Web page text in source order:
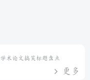
术论文搞笑标题盘点
更多